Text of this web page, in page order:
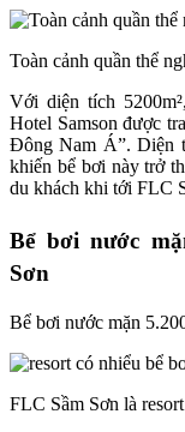
Toàn cảnh quần thể
Với diện tích
Hotel Samson được
Đông Nam Á”. Diện
khiến bể bơi này trở
du khách khi tới FLC
Bể bơi nước
Sơn
Bể bơi nước mặn
FLC Sầm Sơn là